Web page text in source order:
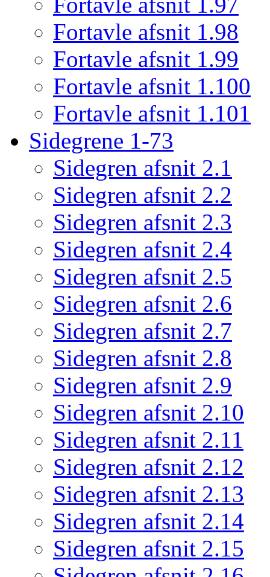
Fortavle afsnit 1.98
Fortavle afsnit 1.99
Fortavle afsnit 1.100
Fortavle afsnit 1.101
Sidegrene 1-73
Sidegren afsnit 2.1
Sidegren afsnit 2.2
Sidegren afsnit 2.3
Sidegren afsnit 2.4
Sidegren afsnit 2.5
Sidegren afsnit 2.6
Sidegren afsnit 2.7
Sidegren afsnit 2.8
Sidegren afsnit 2.9
Sidegren afsnit 2.10
Sidegren afsnit 2.11
Sidegren afsnit 2.12
Sidegren afsnit 2.13
Sidegren afsnit 2.14
Sidegren afsnit 2.15